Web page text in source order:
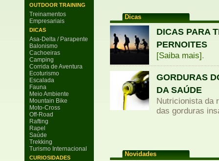
OUTDOOR TRAINING
Treinamentos
Empresariais
DICAS
Asa-Delta / Parapente
Balonismo
Cachoeiras
Camping
Corrida de Aventura
Ecoturismo
Escalada
Fauna
Meio Ambiente
Mountain Bike
Moto-Cross
Off-Road
Rafting
Rapel
Saúde
Trekking
Turismo Internacional
CURIOSIDADES
Dicas
DICAS PARA
PERNOITES
[Saiba mais].
GORDURAS
DA SAÚDE
Nutricionista da
das gorduras
Novidades